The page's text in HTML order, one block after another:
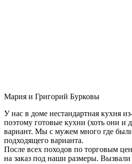
Мария и Григорий Бурковы
У нас в доме нестандартная кухня
поэтому готовые кухни (хоть они и
вариант. Мы с мужем много где
подходящего варианта.
После всех походов по торговым
на заказ под наши размеры.